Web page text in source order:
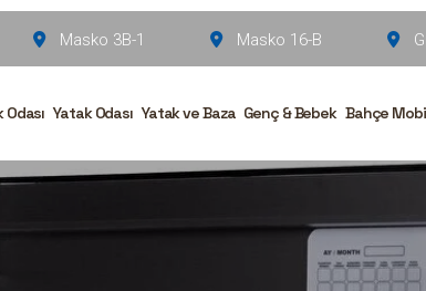
Masko 3B-1 Masko 16-B
Odası Yatak Odası Yatak ve Baza Genç & Bebek Bahçe